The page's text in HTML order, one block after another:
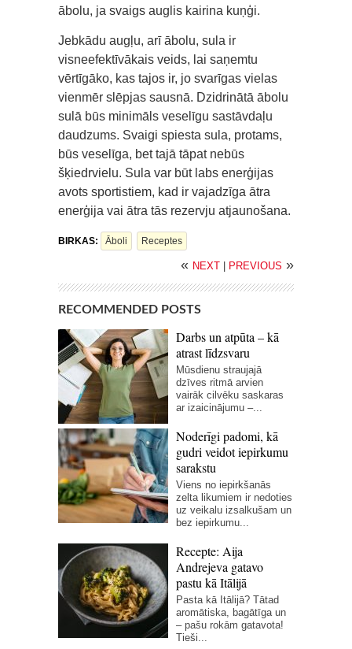
ābolu, ja svaigs auglis kairina kuņģi.
Jebkādu augļu, arī ābolu, sula ir
visneefektīvākais veids, lai saņemtu
vērtīgāko, kas tajos ir, jo svarīgas vielas
vienmēr slēpjas sausnā. Dzidrinātā ābolu
sulā būs minimāls veselīgu sastāvdaļu
daudzums. Svaigi spiesta sula, protams,
būs veselīga, bet tajā tāpat nebūs
šķiedrvielu. Sula var būt labs enerģijas
avots sportistiem, kad ir vajadzīga ātra
enerģija vai ātra tās rezervju atjaunošana.
BIRKAS: Āboli Receptes
« NEXT PREVIOUS »
RECOMMENDED POSTS
Darbs un atpūta – kā
atrast līdzsvaru
Mūsdienu straujajā
dzīves ritmā arvien
vairāk cilvēku saskaras
ar izaicinājumu –...
Noderīgi padomi, kā
gudri veidot iepirkumu
sarakstu
Viens no iepirkšanās
zelta likumiem ir nedoties
uz veikalu izsalkušam un
bez iepirkumu...
Recepte: Aija
Andrejeva gatavo
pastu kā Itālijā
Pasta kā Itālijā? Tātad
aromātiska, bagātīga un
– pašu rokām gatavota!
Tieši...